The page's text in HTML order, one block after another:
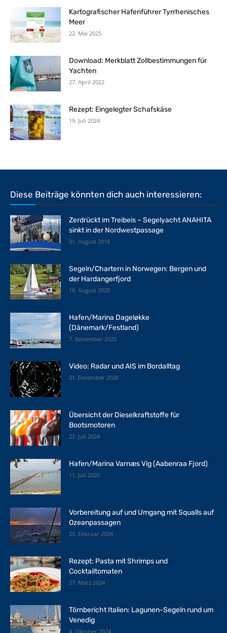
Kartografischer Hafenführer Tyrrhenisches
Meer
22. Mai 2025
Download: Merkblatt Zollbestimmungen für
Yachten
27. April 2022
Rezept: Eingelegter Schafskäse
19. Juli 2024
Diese Beiträge könnten dich auch interessieren:
Zerdrückt im Treibeis – Segelyacht ANAHITA
sinkt in der Nordwestpassage
31. August 2018
Segeln/Chartern in Norwegen: Bergen und
der Hardangerfjord
18. August 2020
Hafen/Marina Dageløkke
(Dänemark/Festland)
7. November 2025
Video: Radar und AIS im Bordalltag
21. Dezember 2020
Übersicht der Dieselkraftstoffe für
Bootsmotoren
27. Juli 2024
Hafen/Marina Varnæs Vig (Aabenraa Fjord)
11. Juli 2020
Vorbereitung auf und Umgang mit Squalls auf
Ozeanpassagen
25. Februar 2024
Rezept: Pasta mit Shrimps und
Cocktailtomaten
27. März 2024
Törnbericht Italien: Lagunen-Segeln rund um
Venedig
4. Oktober 2024